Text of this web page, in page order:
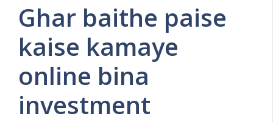
Ghar baithe paise
kaise kamaye
online bina
investment